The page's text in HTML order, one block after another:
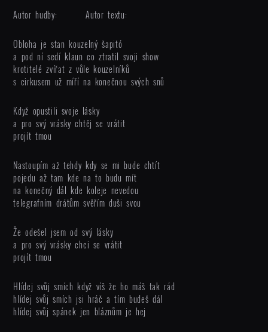
Autor hudby: Autor textu:
Obloha je stan kouzelný šapitó
a pod ní sedí klaun co ztratil svoji show
krotitelé zvířat z vůle kouzelníků
s cirkusem už míří na konečnou svých snů
Když opustili svoje lásky
a pro svý vrásky chtěj se vrátit
projít tmou
Nastoupím až tehdy kdy se mi bude chtít
pojedu až tam kde na to budu mít
na konečný dál kde koleje nevedou
telegrafním drátům svěřím duši svou
Že odešel jsem od svý lásky
a pro svý vrásky chci se vrátit
projít tmou
Hlídej svůj smích když víš že ho máš tak rád
hlídej svůj smích jsi hráč a tím budeš dál
hlídej svůj spánek jen bláznům je hej